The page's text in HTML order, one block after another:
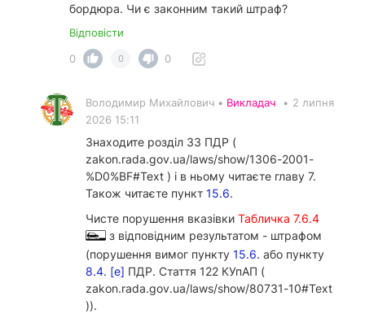
бордюра. Чи є законним такий штраф?
Відповісти
0
0 0
Володимир Михайлович • Викладач • 2 липня
2026 15:11
Знаходите розділ 33 ПДР (
zakon.rada.gov.ua/laws/show/1306-2001-
%D0%BF#Text ) і в ньому читаєте главу 7.
Також читаєте пункт 15.6.
Чисте порушення вказівки Табличка 7.6.4
з відповідним результатом - штрафом
(порушення вимог пункту 15.6. або пункту
8.4. [е] ПДР. Стаття 122 КУпАП (
zakon.rada.gov.ua/laws/show/80731-10#Text
)).